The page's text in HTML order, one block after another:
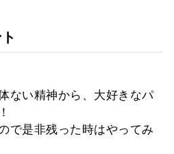
ない精神から、大好きなパ
で是非残った時はやってみ